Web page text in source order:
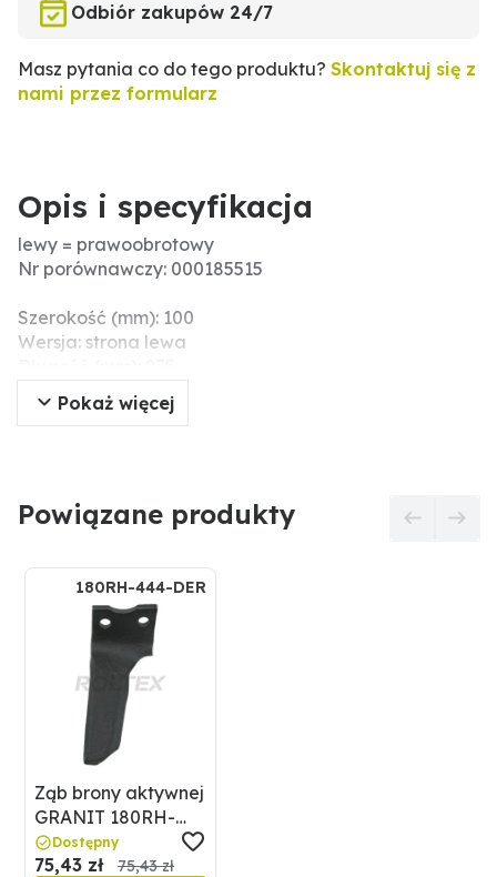
Odbiór zakupów 24/7
Masz pytania co do tego produktu? Skontaktuj się z
nami przez formularz
Opis i specyfikacja
lewy = prawoobrotowy
Nr porównawczy: 000185515
Szerokość (mm): 100
Wersja: strona lewa
Grubość (mm): 15
Ø otworu (mm): 17
Pokaż więcej
Powiązane produkty
180RH-444-DER
Ząb brony aktywnej
GRANIT 180RH-
444-DER
Dostępny
75,43 zł 75,43 zł